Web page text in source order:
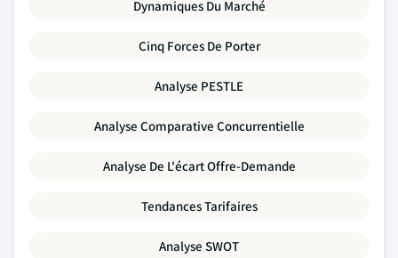
Dynamiques Du Marché
Cinq Forces De Porter
Analyse PESTLE
Analyse Comparative Concurrentielle
Analyse De L'écart Offre-Demande
Tendances Tarifaires
Analyse SWOT